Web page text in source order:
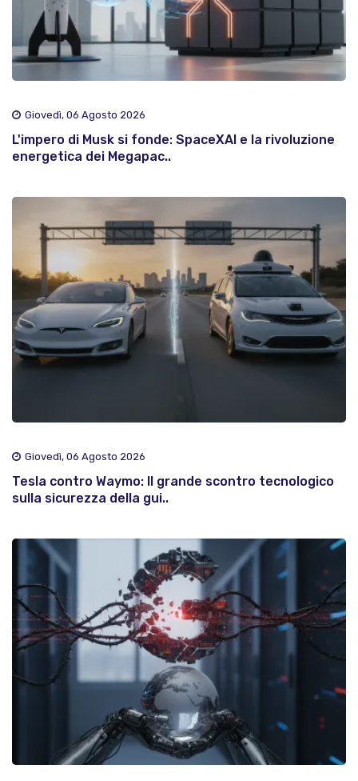
Giovedì, 06 Agosto 2026
L'impero di Musk si fonde: SpaceXAI e la rivoluzione
energetica dei Megapac..
Giovedì, 06 Agosto 2026
Tesla contro Waymo: Il grande scontro tecnologico
sulla sicurezza della gui..